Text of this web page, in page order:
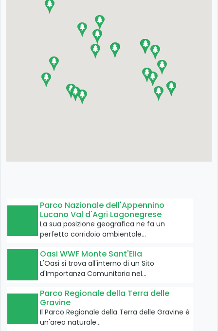
Parco Nazionale dell'Appennino
Lucano Val d'Agri Lagonegrese
La sua posizione geografica ne fa un
perfetto corridoio ambientale…
Oasi WWF Monte Sant'Elia
L'Oasi si trova all'interno di un Sito
d'Importanza Comunitaria nel…
Parco Regionale della Terra delle
Gravine
Il Parco Regionale della Terra delle Gravine è
un'area naturale…